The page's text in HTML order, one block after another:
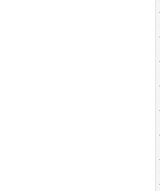
·
·
·
·
·
·
·
·